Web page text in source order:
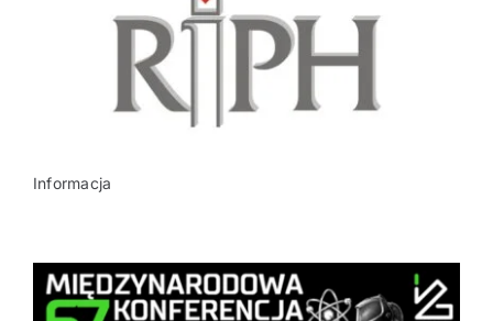
Informacja